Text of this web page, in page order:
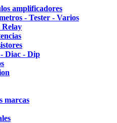
amplificadores
- Tester - Varios
Relay
Diac - Dip
marcas